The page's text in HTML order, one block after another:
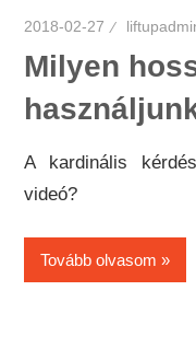
2018-02-27
Milyen
A kardinális
videó?
Tovább olvasom